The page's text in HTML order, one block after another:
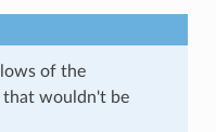
of the
that wouldn't be